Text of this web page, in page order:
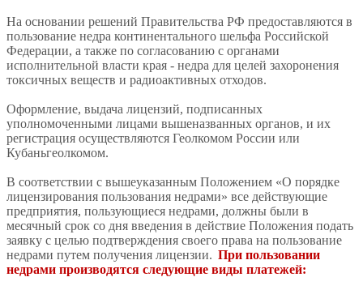
На основании решений Правительства РФ предоставляются в
пользование недра континентального шельфа Российской
Федерации, а также по согласованию с органами
исполнительной власти края - недра для целей захоронения
токсичных веществ и радиоактивных отходов.
Оформление, выдача лицензий, подписанных
уполномоченными лицами вышеназванных органов, и их
регистрация осуществляются Геолкомом России или
Кубаньгеолкомом.
В соответствии с вышеуказанным Положением «О порядке
лицензирования пользования недрами» все действующие
предприятия, пользующиеся недрами, должны были в
месячный срок со дня введения в действие Положения подать
заявку с целью подтверждения своего права на пользование
недрами путем получения лицензии. При пользовании
недрами производятся следующие виды платежей: